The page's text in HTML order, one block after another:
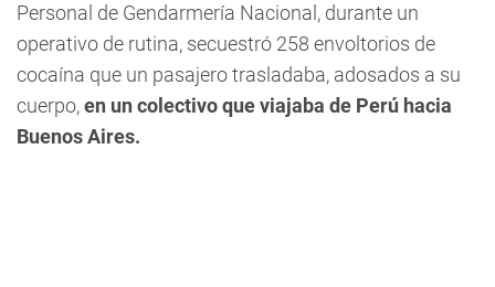
Personal de Gendarmería Nacional, durante un
operativo de rutina, secuestró 258 envoltorios de
cocaína que un pasajero trasladaba, adosados a su
cuerpo,en un colectivo que viajaba de Perú hacia
Buenos Aires.